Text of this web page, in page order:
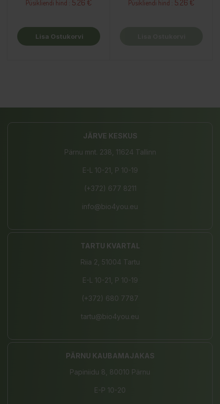
Püsikliendi hind : 5.26 €
Lisa Ostukorvi
Püsikliendi hind : 5.26 €
JÄRVE KESKUS
Pärnu mnt. 238, 11624 Tallinn
E-L 10-21, P 10-19
(+372) 677 8211
info@bio4you.eu
TARTU KVARTAL
Riia 2, 51004 Tartu
E-L 10-21, P 10-19
(+372) 680 7787
tartu@bio4you.eu
PÄRNU KAUBAMAJAKAS
Papiniidu 8, 80010 Pärnu
E-P 10-20